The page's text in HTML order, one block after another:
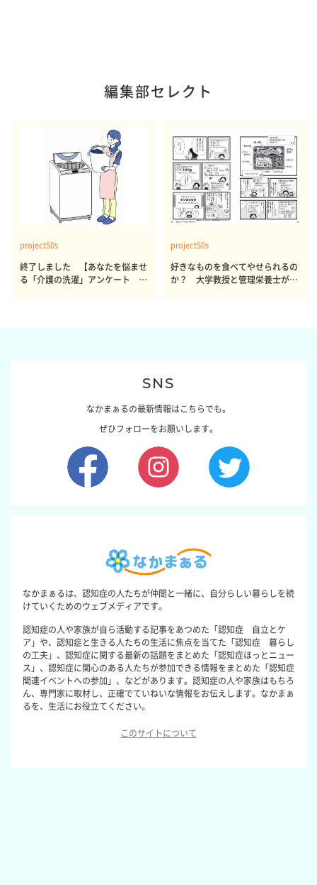
編集部セレクト
project50s
終了しました 【あなたを悩ませ
る「介護の洗濯」アンケート 体
project50s
好きなものを食べてやせられるの
か？ 大学教授と管理栄養士が出
SNS
なかまぁるの最新情報はこちらでも。
ぜひフォローをお願いします。
なかまぁるは、認知症の人たちが仲間と一緒に、自分らしい暮らしを続
けていくためのウェブメディアです。
認知症の人や家族が自ら活動する記事をあつめた「認知症 自立とケ
ア」や、認知症と生きる人たちの生活に焦点を当てた「認知症 暮らし
の工夫」、認知症に関する最新の話題をまとめた「認知症ほっとニュー
ス」、認知症に関心のある人たちが参加できる情報をまとめた「認知症
関連イベントへの参加」、などがあります。認知症の人や家族はもちろ
ん、専門家に取材し、正確でていねいな情報をお伝えします。なかまぁ
るを、生活にお役立てください。
このサイトについて